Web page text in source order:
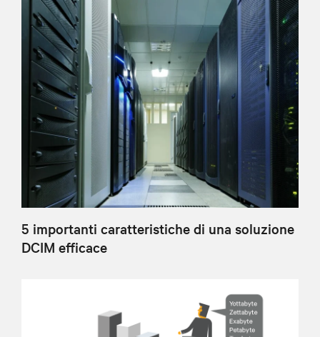
5 importanti caratteristiche di una soluzione
DCIM efficace